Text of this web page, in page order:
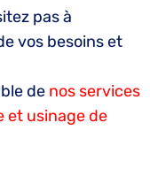
pas à
vos besoins et
de nos services
et usinage de